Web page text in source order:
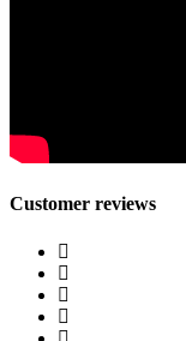
Customer reviews